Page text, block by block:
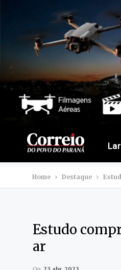
Home Destaque
Estudo
ar